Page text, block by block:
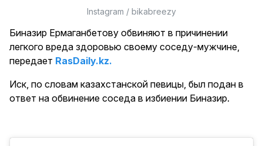
Instagram / bikabreezy
Биназир Ермаганбетову обвиняют в причинении
легкого вреда здоровью своему соседу-мужчине,
передает RasDaily.kz.
Иск, по словам казахстанской певицы, был подан в
ответ на обвинение соседа в избиении Биназир.